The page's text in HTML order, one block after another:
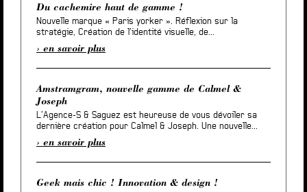
Du cachemire haut de gamme !
Nouvelle marque « Paris yorker ». Réflexion sur la
stratégie, Création de l’identité visuelle, de...
en savoir plus
Amstramgram, nouvelle gamme de Calmel &
Joseph
L’Agence-S & Saguez est heureuse de vous dévoiler sa
dernière création pour Calmel & Joseph. Une nouvelle...
en savoir plus
Geek mais chic ! Innovation & design !